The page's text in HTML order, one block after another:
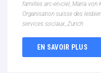
familles arc-en-ciel, Maria von
Organisation suisse des
services sociaux, Zurich
EN SAVOIR PLUS